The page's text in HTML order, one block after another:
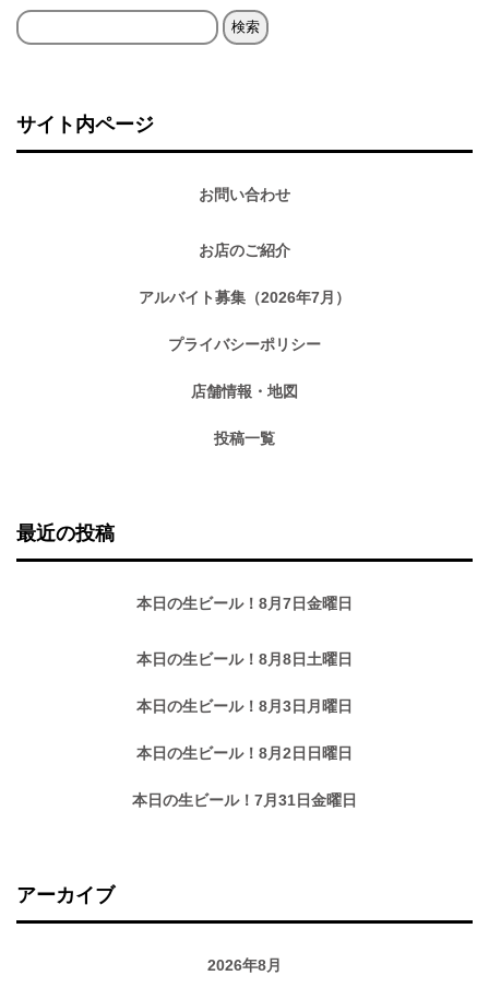
検
サイト内ページ
お問い合わせ
お店のご紹介
アルバイト募集（2026年7月）
プライバシーポリシー
店舗情報・地図
投稿一覧
最近の投稿
本日の生ビール！8月7日金曜日
本日の生ビール！8月8日土曜日
本日の生ビール！8月3日月曜日
本日の生ビール！8月2日日曜日
本日の生ビール！7月31日金曜日
アーカイブ
2026年8月